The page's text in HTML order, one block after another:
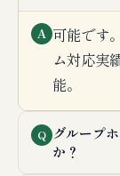
A 可能です
ム対応実
能。
Q グループ
か？